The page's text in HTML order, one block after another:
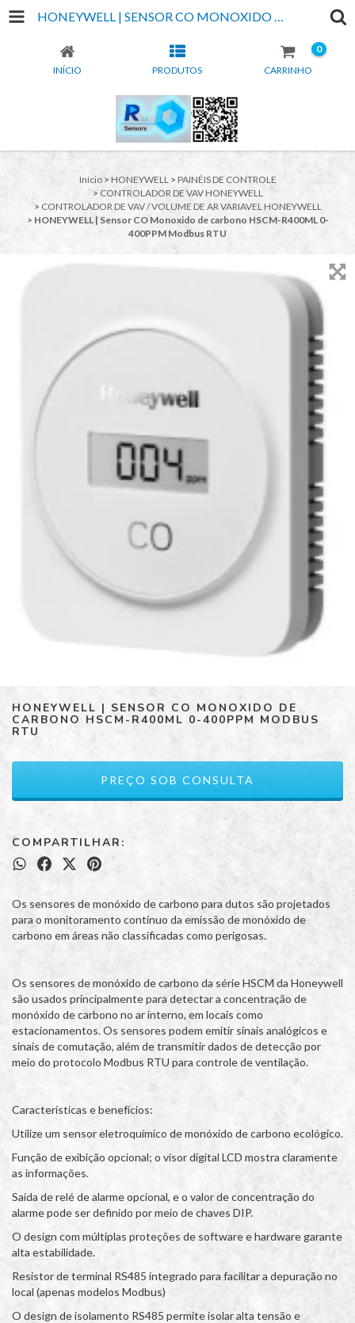
HONEYWELL | SENSOR CO MONOXIDO DE CARBONO HSCM-R400ML 0-400PPM MODBUS RTU
INÍCIO PRODUTOS CARRINHO
0
Início > HONEYWELL > PAINÉIS DE CONTROLE
> CONTROLADOR DE VAV HONEYWELL
> CONTROLADOR DE VAV / VOLUME DE AR VARIAVEL HONEYWELL
> HONEYWELL | Sensor CO Monoxido de carbono HSCM-R400ML 0-
400PPM Modbus RTU
HONEYWELL | SENSOR CO MONOXIDO DE
CARBONO HSCM-R400ML 0-400PPM MODBUS
RTU
COMPARTILHAR:
Os sensores de monóxido de carbono para dutos são projetados
para o monitoramento contínuo da emissão de monóxido de
carbono em áreas não classificadas como perigosas.
Os sensores de monóxido de carbono da série HSCM da Honeywell
são usados ​​principalmente para detectar a concentração de
monóxido de carbono no ar interno, em locais como
estacionamentos. Os sensores podem emitir sinais analógicos e
sinais de comutação, além de transmitir dados de detecção por
meio do protocolo Modbus RTU para controle de ventilação.
Características e benefícios:
Utilize um sensor eletroquímico de monóxido de carbono ecológico.
Função de exibição opcional; o visor digital LCD mostra claramente
as informações.
Saída de relé de alarme opcional, e o valor de concentração do
alarme pode ser definido por meio de chaves DIP.
O design com múltiplas proteções de software e hardware garante
alta estabilidade.
Resistor de terminal RS485 integrado para facilitar a depuração no
local (apenas modelos Modbus)
O design de isolamento RS485 permite isolar alta tensão e